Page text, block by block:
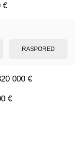
€
RASPORED
000 €
€